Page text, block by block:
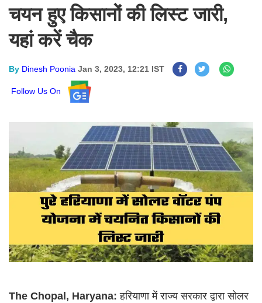
चयन हुए किसानों की लिस्ट जारी,
यहां करें चैक
By Dinesh Poonia Jan 3, 2023, 12:21 IST
Follow Us On
The Chopal, Haryana:हरियाणा में राज्य सरकार द्वारा सोलर